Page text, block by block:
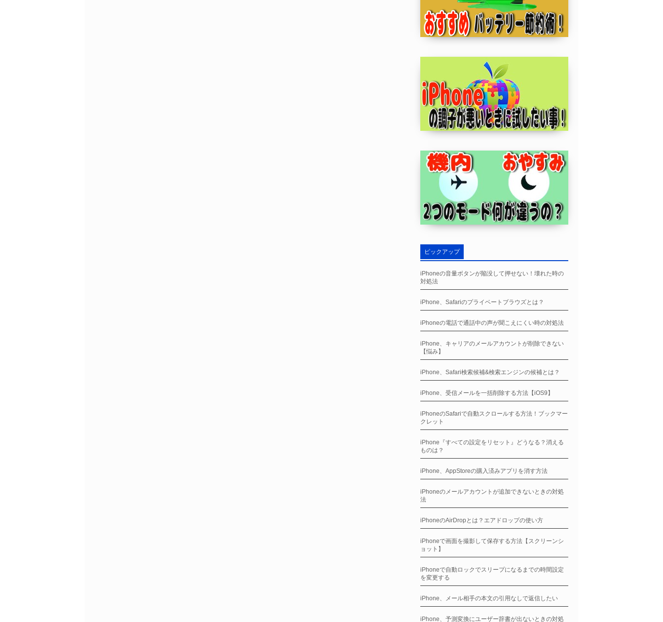
ピックアップ
iPhoneの音量ボタンが陥没して押せない！壊れた時の
対処法
iPhone、Safariのプライベートブラウズとは？
iPhoneの電話で通話中の声が聞こえにくい時の対処法
iPhone、キャリアのメールアカウントが削除できない
【悩み】
iPhone、Safari検索候補&検索エンジンの候補とは？
iPhone、受信メールを一括削除する方法【iOS9】
iPhoneのSafariで自動スクロールする方法！ブックマー
クレット
iPhone『すべての設定をリセット』どうなる？消える
ものは？
iPhone、AppStoreの購入済みアプリを消す方法
iPhoneのメールアカウントが追加できないときの対処
法
iPhoneのAirDropとは？エアドロップの使い方
iPhoneで画面を撮影して保存する方法【スクリーンシ
ョット】
iPhoneで自動ロックでスリープになるまでの時間設定
を変更する
iPhone、メール相手の本文の引用なしで返信したい
iPhone、予測変換にユーザー辞書が出ないときの対処